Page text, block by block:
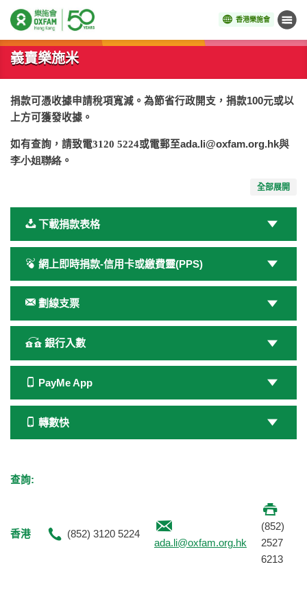
香港樂施會 目錄
開始主要內容
義賣樂施米
捐款可憑收據申請稅項寬減。為節省行政開支，捐款100元或以
上方可獲發收據。
如有查詢，請致電3120 5224或電郵至ada.li@oxfam.org.hk與
李小姐聯絡 。
全部展開
下載捐款表格
網上即時捐款-信用卡或繳費靈(PPS)
劃線支票
銀行入數
PayMe App
轉數快
查詢:
香港
(852) 3120 5224
ada.li@oxfam.org.hk
(852)
2527
6213